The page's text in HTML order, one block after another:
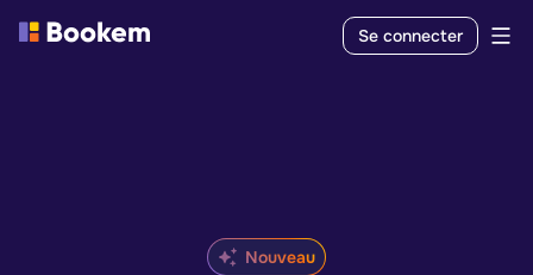
Se connecter
Nouveau